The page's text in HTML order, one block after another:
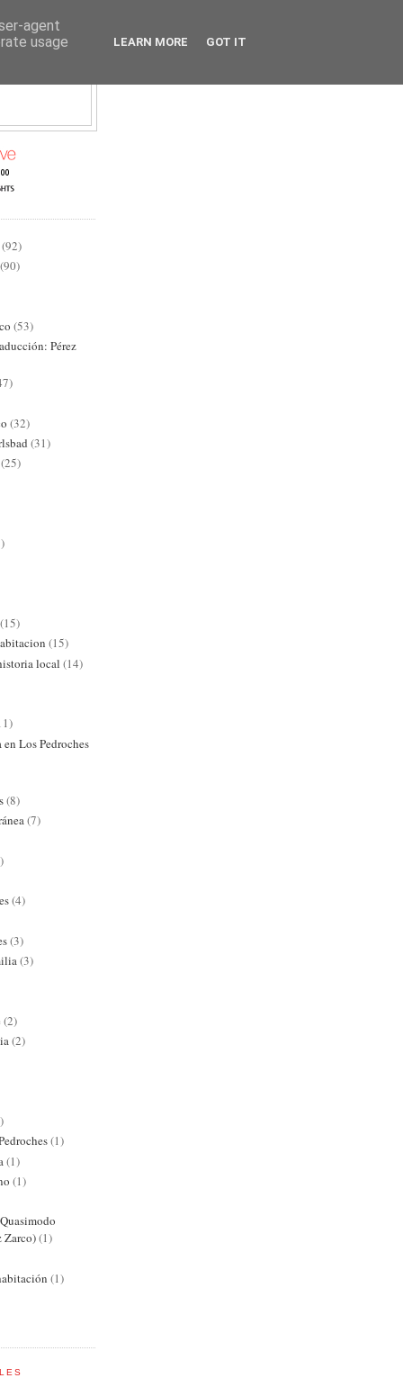
(92)
(90)
(53)
Pérez
(32)
(31)
(25)
(15)
(15)
local (14)
Los Pedroches
(8)
(7)
(4)
(3)
(3)
(2)
(2)
(1)
(1)
(1)
Zarco)(1)
(1)
agent
usage
LEARN MORE GOT IT